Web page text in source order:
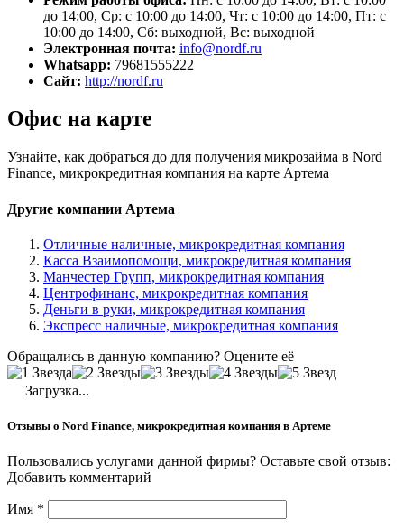
до 14:00, Ср: с 10:00 до 14:00, Чт: с 10:00 до 14:00, Пт: с
10:00 до 14:00, Сб: выходной, Вс: выходной
Электронная почта: info@nordf.ru
Whatsapp: 79681555222
Сайт: http://nordf.ru
Офис на карте
Узнайте, как добраться до для получения микрозайма в Nord
Finance, микрокредитная компания на карте Артема
Другие компании Артема
Отличные наличные, микрокредитная компания
Касса Взаимопомощи, микрокредитная компания
Манчестер Групп, микрокредитная компания
Центрофинанс, микрокредитная компания
Деньги в руки, микрокредитная компания
Экспресс наличные, микрокредитная компания
Обращались в данную компанию? Оцените её
Загрузка...
Отзывы о Nord Finance, микрокредитная компания в Артеме
Пользовались услугами данной фирмы? Оставьте свой отзыв:
Добавить комментарий
Имя *